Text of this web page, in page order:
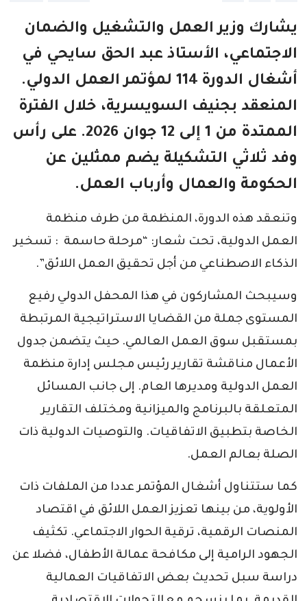
يشارك وزير العمل والتشغيل والضمان
الاجتماعي، الأستاذ عبد الحق سايحي في
أشغال الدورة 114 لمؤتمر العمل الدولي.
المنعقد بجنيف السويسرية، خلال الفترة
الممتدة من 1 إلى 12 جوان 2026. على رأس
وفد ثلاثي التشكيلة يضم ممثلين عن
الحكومة والعمال وأرباب العمل.
وتنعقد هذه الدورة، المنظمة من طرف منظمة
العمل الدولية، تحت شعار: “مرحلة حاسمة : تسخير
الذكاء الاصطناعي من أجل تحقيق العمل اللائق”.
وسيبحث المشاركون في هذا المحفل الدولي رفيع
المستوى جملة من القضايا الاستراتيجية المرتبطة
بمستقبل سوق العمل العالمي. حيث يتضمن جدول
الأعمال مناقشة تقارير رئيس مجلس إدارة منظمة
العمل الدولية ومديرها العام. إلى جانب المسائل
المتعلقة بالبرنامج والميزانية ومختلف التقارير
الخاصة بتطبيق الاتفاقيات. والتوصيات الدولية ذات
الصلة بعالم العمل.
كما ستتناول أشغال المؤتمر عددا من الملفات ذات
الأولوية، من بينها تعزيز العمل اللائق في اقتصاد
المنصات الرقمية، ترقية الحوار الاجتماعي. تكثيف
الجهود الرامية إلى مكافحة عمالة الأطفال، فضلا عن
دراسة سبل تحديث بعض الاتفاقيات العمالية